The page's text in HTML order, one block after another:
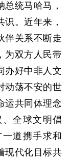
统马哈马，
。近年来，
伴关系不断走
为双方人民带
办好中非人文
动荡不安的世
运共同体理念
全球文明倡
道携手求和
现代化目标共